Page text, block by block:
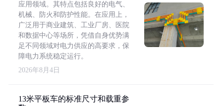
应用领域。其特点包括良好的电气、
机械、防火和防护性能。在应用上，
广泛用于商业建筑、工业厂房、医院
和数据中心等场所，凭借自身优势满
足不同领域对电力供应的高要求，保
障电力系统稳定运行。
2026年8月4日
13米平板车的标准尺寸和载重参